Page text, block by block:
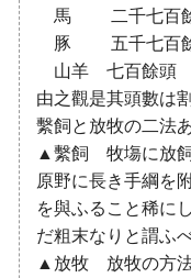
馬 二千七百
豚 五千七百
山羊 七百餘頭
由之觀是其頭數は
繫飼と放牧の二法
▲繫飼 牧塲に放飼
原野に長き手綱を
を與ふること稀に
だ粗末なりと謂ふ
▲放牧 放牧の方法